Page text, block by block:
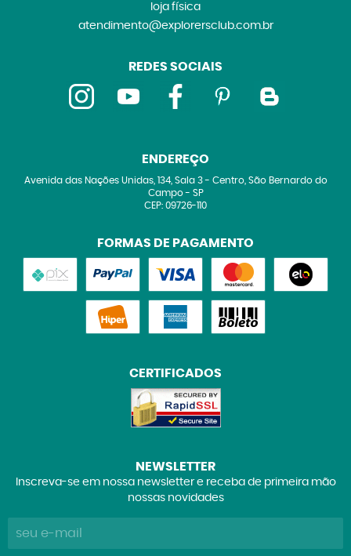
loja física
atendimento@explorersclub.com.br
REDES SOCIAIS
ENDEREÇO
Avenida das Nações Unidas, 134, Sala 3- Centro, São Bernardo do
Campo- SP
CEP: 09726-110
FORMAS DE PAGAMENTO
CERTIFICADOS
NEWSLETTER
Inscreva-se em nossa newsletter e receba de primeira mão
nossas novidades